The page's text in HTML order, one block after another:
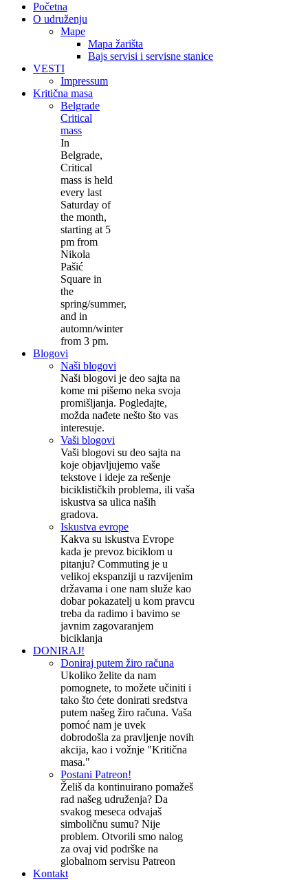
Početna
O udruženju
Mape
Mapa žarišta
Bajs servisi i servisne stanice
VESTI
Impressum
Kritična masa
Belgrade
Critical
mass
In
Belgrade,
Critical
mass is held
every last
Saturday of
the month,
starting at 5
pm from
Nikola
Pašić
Square in
the
spring/summer,
and in
automn/winter
from 3 pm.
Blogovi
Naši blogovi
Naši blogovi je deo sajta na
kome mi pišemo neka svoja
promišljanja. Pogledajte,
možda nađete nešto što vas
interesuje.
Vaši blogovi
Vaši blogovi su deo sajta na
koje objavljujemo vaše
tekstove i ideje za rešenje
biciklističkih problema, ili vaša
iskustva sa ulica naših
gradova.
Iskustva evrope
Kakva su iskustva Evrope
kada je prevoz biciklom u
pitanju? Commuting je u
velikoj ekspanziji u razvijenim
državama i one nam služe kao
dobar pokazatelj u kom pravcu
treba da radimo i bavimo se
javnim zagovaranjem
biciklanja
DONIRAJ!
Doniraj putem žiro računa
Ukoliko želite da nam
pomognete, to možete učiniti i
tako što ćete donirati sredstva
putem našeg žiro računa. Vaša
pomoć nam je uvek
dobrodošla za pravljenje novih
akcija, kao i vožnje "Kritična
masa."
Postani Patreon!
Želiš da kontinuirano pomažeš
rad našeg udruženja? Da
svakog meseca odvajaš
simboličnu sumu? Nije
problem. Otvorili smo nalog
za ovaj vid podrške na
globalnom servisu Patreon
Kontakt